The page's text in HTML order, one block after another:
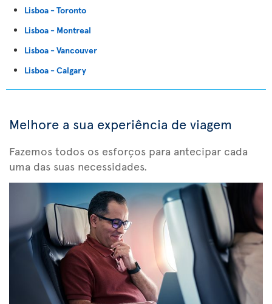
Lisboa - Toronto
Lisboa - Montreal
Lisboa - Vancouver
Lisboa - Calgary
Melhore a sua experiência de viagem
Fazemos todos os esforços para antecipar cada
uma das suas necessidades.